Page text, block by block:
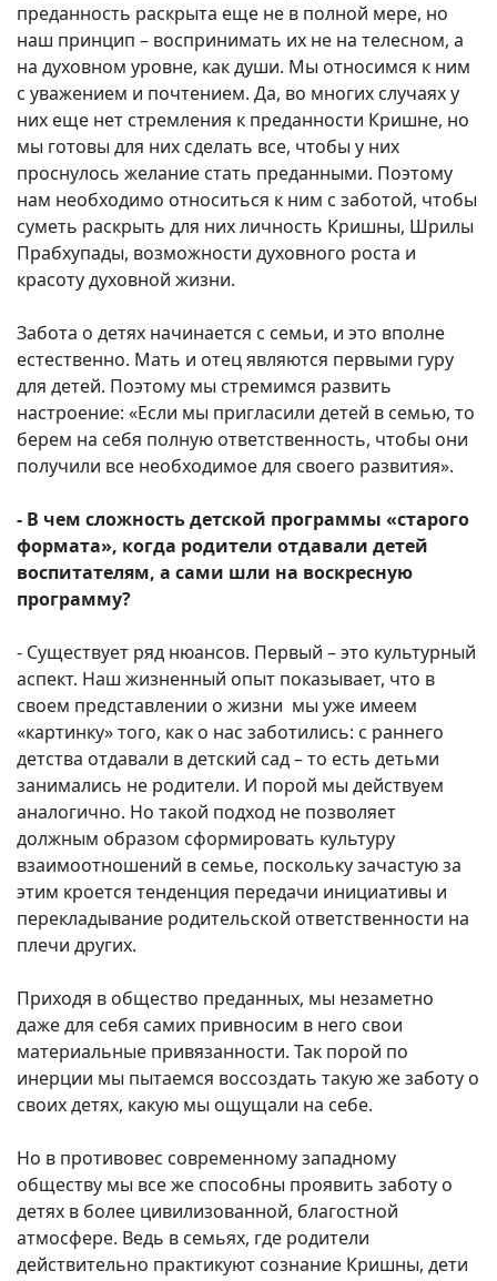
преданность раскрыта еще не в полной мере, но
наш принцип – воспринимать их не на телесном, а
на духовном уровне, как души. Мы относимся к ним
с уважением и почтением. Да, во многих случаях у
них еще нет стремления к преданности Кришне, но
мы готовы для них сделать все, чтобы у них
проснулось желание стать преданными. Поэтому
нам необходимо относиться к ним с заботой, чтобы
суметь раскрыть для них личность Кришны, Шрилы
Прабхупады, возможности духовного роста и
красоту духовной жизни.
Забота о детях начинается с семьи, и это вполне
естественно. Мать и отец являются первыми гуру
для детей. Поэтому мы стремимся развить
настроение: «Если мы пригласили детей в семью, то
берем на себя полную ответственность, чтобы они
получили все необходимое для своего развития».
- В чем сложность детской программы «старого
формата», когда родители отдавали детей
воспитателям, а сами шли на воскресную
программу?
- Существует ряд нюансов. Первый – это культурный
аспект. Наш жизненный опыт показывает, что в
своем представлении о жизни мы уже имеем
«картинку» того, как о нас заботились: с раннего
детства отдавали в детский сад – то есть детьми
занимались не родители. И порой мы действуем
аналогично. Но такой подход не позволяет
должным образом сформировать культуру
взаимоотношений в семье, поскольку зачастую за
этим кроется тенденция передачи инициативы и
перекладывание родительской ответственности на
плечи других.
Приходя в общество преданных, мы незаметно
даже для себя самих привносим в него свои
материальные привязанности. Так порой по
инерции мы пытаемся воссоздать такую же заботу о
своих детях, какую мы ощущали на себе.
Но в противовес современному западному
обществу мы все же способны проявить заботу о
детях в более цивилизованной, благостной
атмосфере. Ведь в семьях, где родители
действительно практикуют сознание Кришны, дети